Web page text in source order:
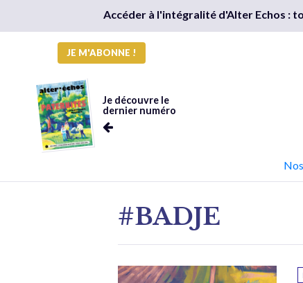
Accéder à l'intégralité d'Alter Echos :
JE M'ABONNE !
Je découvre le
dernier numéro
#BADJE